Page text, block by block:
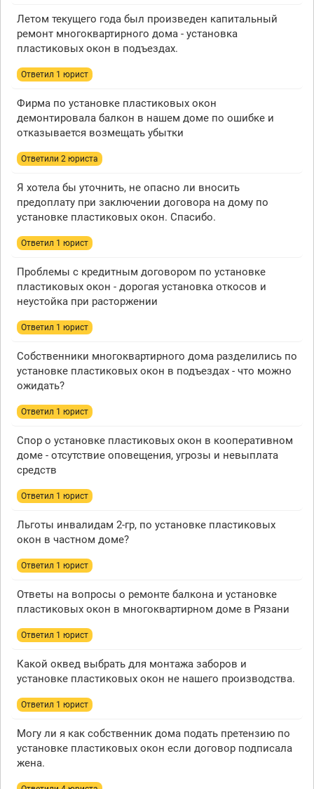
Летом текущего года был произведен капитальный
ремонт многоквартирного дома - установка
пластиковых окон в подъездах.
Ответил 1 юрист
Фирма по установке пластиковых окон
демонтировала балкон в нашем доме по ошибке и
отказывается возмещать убытки
Ответили 2 юристa
Я хотела бы уточнить, не опасно ли вносить
предоплату при заключении договора на дому по
установке пластиковых окон. Спасибо.
Ответил 1 юрист
Проблемы с кредитным договором по установке
пластиковых окон - дорогая установка откосов и
неустойка при расторжении
Ответил 1 юрист
Собственники многоквартирного дома разделились по
установке пластиковых окон в подъездах - что можно
ожидать?
Ответил 1 юрист
Спор о установке пластиковых окон в кооперативном
доме - отсутствие оповещения, угрозы и невыплата
средств
Ответил 1 юрист
Льготы инвалидам 2-гр, по установке пластиковых
окон в частном доме?
Ответил 1 юрист
Ответы на вопросы о ремонте балкона и установке
пластиковых окон в многоквартирном доме в Рязани
Ответил 1 юрист
Какой оквед выбрать для монтажа заборов и
установке пластиковых окон не нашего производства.
Ответил 1 юрист
Могу ли я как собственник дома подать претензию по
установке пластиковых окон если договор подписала
жена.